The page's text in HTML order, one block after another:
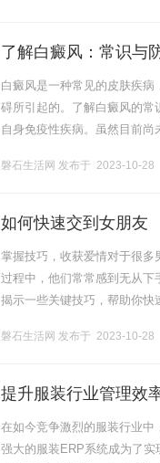
了解白癜风：常识与
白癜风是一种常见的皮肤疾
碍所引起的。了解白癜风的常
自身免疫性疾病。虽然目前
会出现斑.........
磐石生活网 发布于 2023-10-28
如何快速交到女朋友
掌握技巧，收获爱情对于很多
过程中，他们常常感到无从
揭示一些关键技巧，帮助你快
1.保.........
磐石生活网 发布于 2023-10-28
提升服装行业管理效
在如今竞争激烈的服装行业中
强大的服装ERP系统成为了